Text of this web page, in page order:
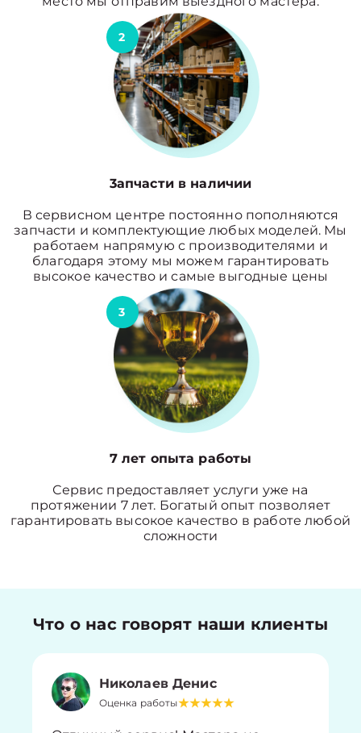
2
3апчасти в наличии
В сервисном центре постоянно пополняются
запчасти и комплектующие любых моделей. Мы
работаем напрямую с производителями и
благодаря этому мы можем гарантировать
высокое качество и самые выгодные цены
3
7 лет опыта работы
Сервис предоставляет услуги уже на
протяжении 7 лет. Богатый опыт позволяет
гарантировать высокое качество в работе любой
сложности
Что о нас говорят наши клиенты
Николаев Денис
Оценка работы